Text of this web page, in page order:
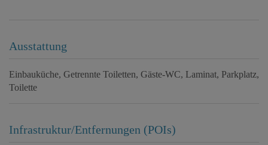
Ausstattung
Einbauküche Getrennte Toiletten Gäste-WC Laminat Parkplatz
Toilette
Infrastruktur/Entfernungen (POIs)